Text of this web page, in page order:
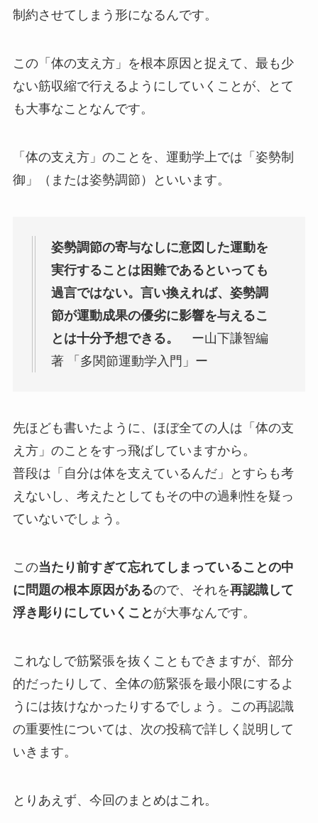
制約させてしまう形になるんです。
この「体の支え方」を根本原因と捉えて、最も少
ない筋収縮で行えるようにしていくことが、とて
も大事なことなんです。
「体の支え方」のことを、運動学上では「姿勢制
御」（または姿勢調節）といいます。
姿勢調節の寄与なしに意図した運動を
実行することは困難であるといっても
過言ではない。言い換えれば、姿勢調
節が運動成果の優劣に影響を与えるこ
とは十分予想できる。
ー山下謙智編
著 「多関節運動学入門」ー
先ほども書いたように、ほぼ全ての人は「体の支
え方」のことをすっ飛ばしていますから。
普段は「自分は体を支えているんだ」とすらも考
えないし、考えたとしてもその中の過剰性を疑っ
ていないでしょう。
この当たり前すぎて忘れてしまっていることの中
に問題の根本原因があるので、それを再認識して
浮き彫りにしていくこと が大事なんです。
これなしで筋緊張を抜くこともできますが、部分
的だったりして、全体の筋緊張を最小限にするよ
うには抜けなかったりするでしょう。この再認識
の重要性については、次の投稿で詳しく説明して
いきます。
とりあえず、今回のまとめはこれ。